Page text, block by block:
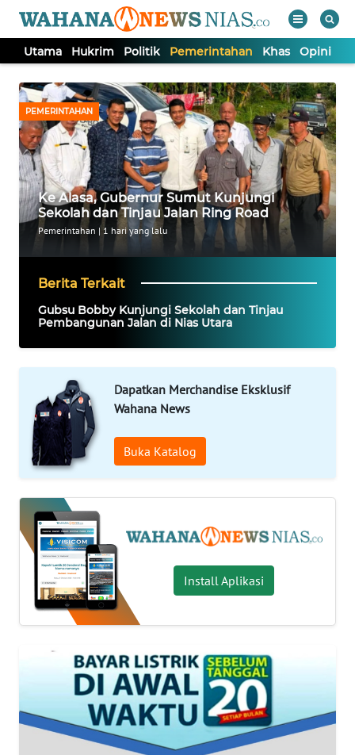
Utama Hukrim Politik Pemerintahan Khas Opini
PEMERINTAHAN
Ke Alasa, Gubernur Sumut Kunjungi
Sekolah dan Tinjau Jalan Ring Road
Pemerintahan | 1 hari yang lalu
Berita Terkait
Gubsu Bobby Kunjungi Sekolah dan Tinjau
Pembangunan Jalan di Nias Utara
Dapatkan Merchandise Eksklusif
Wahana News
Buka Katalog
Install Aplikasi
TV
Tutup
UTAMA
HUKRIM
POLITIK
PEMERINTAHAN
KHAS
OPINI
NUSANTARA
SERBA-
SERBI
Informasi
INDEKS
BERITA
KONTAK
KAMI
TENTANG